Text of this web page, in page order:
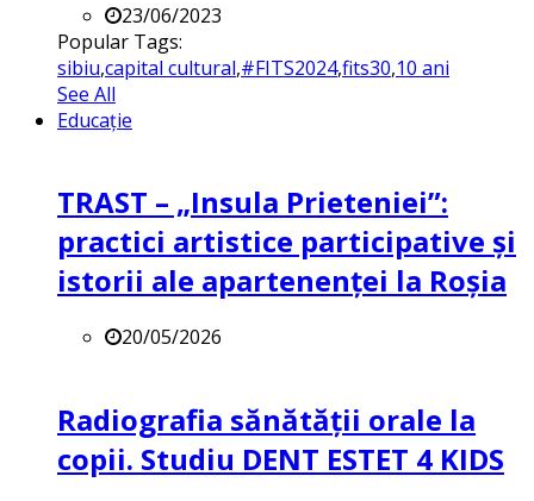
23/06/2023
Popular Tags:
sibiu,capital cultural,#FITS2024,fits30,10 ani
See All
Educație
TRAST – „Insula Prieteniei”:
practici artistice participative și
istorii ale apartenenței la Roșia
20/05/2026
Radiografia sănătății orale la
copii. Studiu DENT ESTET 4 KIDS